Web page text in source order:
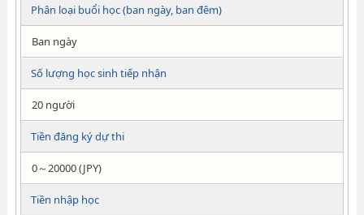
Phân loại buổi học (ban ngày, ban đêm)
Ban ngày
Số lượng học sinh tiếp nhận
20 người
Tiền đăng ký dự thi
0～20000 (JPY)
Tiền nhập học